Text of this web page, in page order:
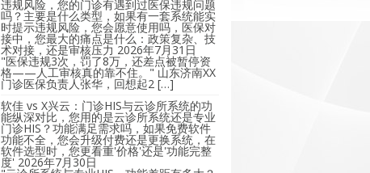
违规风险，您的门诊有遇到过医保违规问题
吗？主要是什么类型，如果有一套系统能实
时提示违规风险，您会愿意使用吗，医保对
接中，您最大的痛点是什么：政策复杂、技
术对接，还是审核压力 2026年7月31日
"医保违规3次，罚了8万，还差点被暂停资
格——人工审核真的靠不住。" 山东济南XX
门诊医保负责人张华，回想起2 […]
软佳 vs X兴云：门诊HIS与云诊所系统的功
能纵深对比，您用的是云诊所系统还是专业
门诊HIS？功能满足需求吗，如果免费软件
功能不全，您会升级付费还是更换系统，在
软件选型时，您更看重'价格'还是'功能完整
度' 2026年7月30日